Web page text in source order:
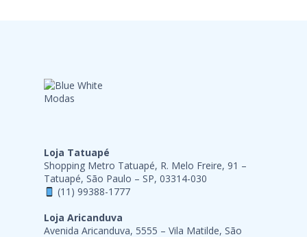
Loja Tatuapé
Shopping Metro Tatuapé, R. Melo Freire, 91 –
Tatuapé, São Paulo – SP, 03314-030
(11) 99388-1777
Loja Aricanduva
Avenida Aricanduva, 5555 – Vila Matilde, São